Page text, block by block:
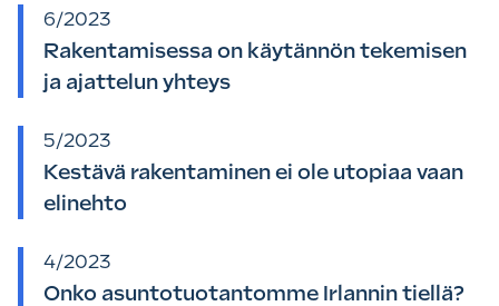
6/2023
Rakentamisessa on käytännön tekemisen
ja ajattelun yhteys
5/2023
Kestävä rakentaminen ei ole utopiaa vaan
elinehto
4/2023
Onko asuntotuotantomme Irlannin tiellä?